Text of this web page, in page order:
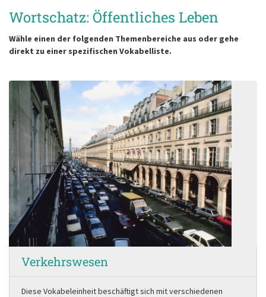
Wortschatz: Öffentliches Leben
Wähle einen der folgenden Themenbereiche aus oder gehe
direkt zu einer spezifischen Vokabelliste.
Verkehrswesen
Diese Vokabeleinheit beschäftigt sich mit verschiedenen